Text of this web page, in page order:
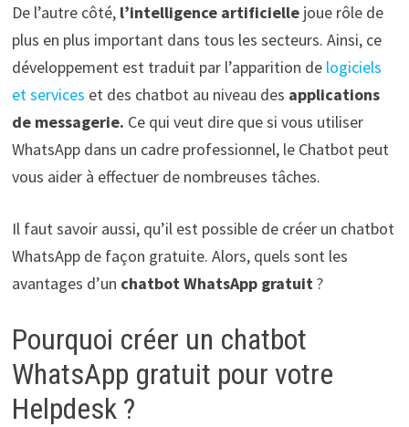
De l’autre côté, l’intelligence artificiellejoue rôle de
plus en plus important dans tous les secteurs. Ainsi, ce
développement est traduit par l’apparition de logiciels
et services et des chatbot au niveau des applications
de messagerie. Ce qui veut dire que si vous utiliser
WhatsApp dans un cadre professionnel, le Chatbot peut
vous aider à effectuer de nombreuses tâches.
Il faut savoir aussi, qu’il est possible de créer un chatbot
WhatsApp de façon gratuite. Alors, quels sont les
avantages d’un chatbot WhatsApp gratuit?
Pourquoi créer un chatbot
WhatsApp gratuit pour votre
Helpdesk ?